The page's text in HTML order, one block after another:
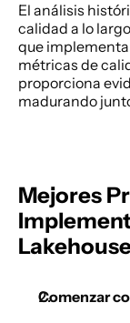
El análisis
calidad a lo
que
métricas de
proporciona
madurando
Mejores
Comenzar